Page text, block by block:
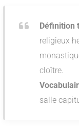
Définition
religieux
cloître.
salle